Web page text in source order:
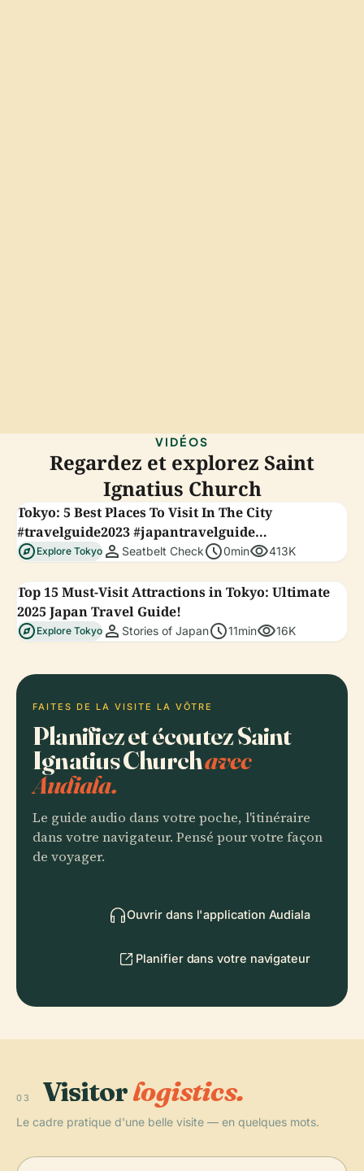
VIDÉOS
Regardez et explorez Saint
Ignatius Church
Tokyo: 5 Best Places To Visit In The City
#travelguide2023 #japantravelguide
#traveldaiaries
explore Explore Tokyo person Seatbelt Checkschedule0minvisibility413K
Top 15 Must-Visit Attractions in Tokyo: Ultimate
2025 Japan Travel Guide!
explore Explore Tokyo person Stories of Japanschedule11minvisibility16K
FAITES DE LA VISITE LA VÔTRE
Planifiez et écoutez Saint
Ignatius Churchavec
Audiala.
Le guide audio dans votre poche, l'itinéraire
dans votre navigateur. Pensé pour votre façon
de voyager.
Ouvrir dans l'application Audiala
Planifier dans votre navigateur
03 Visitorlogistics.
Le cadre pratique d'une belle visite — en quelques mots.